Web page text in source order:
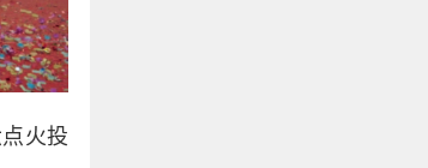
火投